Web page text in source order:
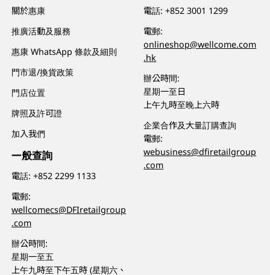
關於惠康
推廣活動及服務
惠康 WhatsApp 條款及細則
門市退/換貨政策
門店位置
牌照及許可證
加入我們
一般查詢
電話:+852 2299 1133
電郵:
wellcomecs@DFIretailgroup
.com
辦公時間:
星期一至五
上午九時至下午五時 (星期六、
電話:+852 3001 1299
電郵:
onlineshop@wellcome.com
.hk
辦公時間:
星期一至日
上午九時至晚上六時
企業合作及大量訂購查詢
電郵:
webusiness@dfiretailgroup
.com